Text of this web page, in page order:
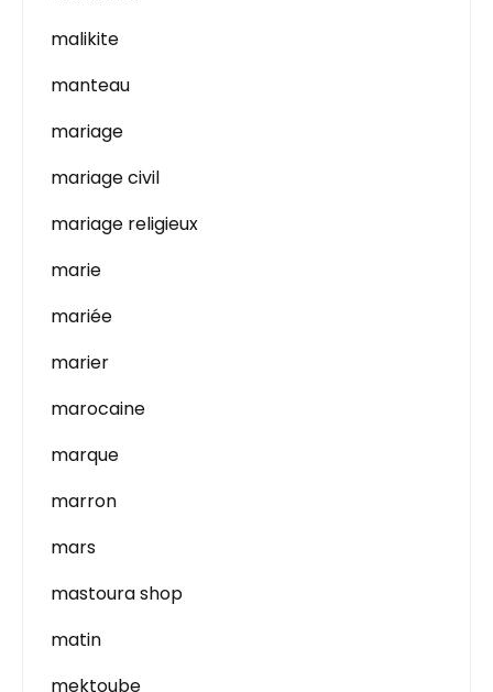
malikite
manteau
mariage
mariage civil
mariage religieux
marie
mariée
marier
marocaine
marque
marron
mars
mastoura shop
matin
mektoube